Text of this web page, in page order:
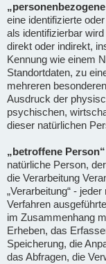
eine identifizierte
als identifizierbar
direkt oder indirekt,
Kennung wie einem
Standortdaten, zu
mehreren
Ausdruck der
psychischen,
dieser natürlichen
„betroffene
natürliche Person,
die Verarbeitung
„Verarbeitung“ -
Verfahren
im Zusammenhang
Erheben, das
Speicherung, die
das Abfragen, die